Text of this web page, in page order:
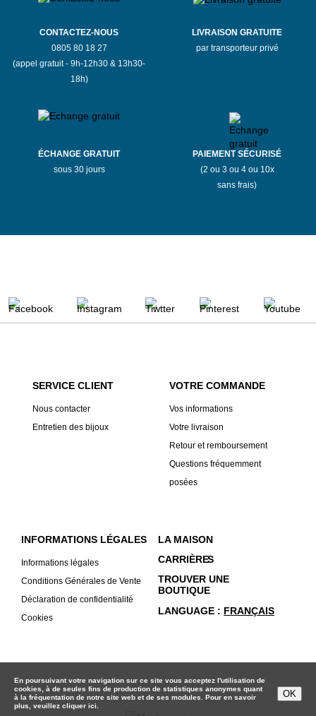
CONTACTEZ-NOUS
0805 80 18 27
(appel gratuit - 9h-12h30 & 13h30-
18h)
LIVRAISON GRATUITE
par transporteur privé
ÉCHANGE GRATUIT
sous 30 jours
PAIEMENT SÉCURISÉ
(2 ou 3 ou 4 ou 10x
sans frais)
SERVICE CLIENT
Nous contacter
Entretien des bijoux
VOTRE COMMANDE
Vos informations
Votre livraison
Retour et remboursement
Questions fréquemment
posées
INFORMATIONS LÉGALES
Informations légales
Conditions Générales de Vente
Déclaration de confidentialité
Cookies
LA MAISON
CARRIÈRES
TROUVER UNE
BOUTIQUE
LANGUAGE
FRANÇAIS
En poursuivant votre navigation sur ce site vous acceptez l'utilisation de
cookies, à de seules fins de production de statistiques anonymes quant
à la fréquentation de notre site web et de ses modules. Pour en savoir
plus, veuillez cliquer ici.
OK